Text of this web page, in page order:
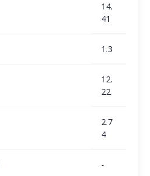
14.
41
1.3
12.
22
2.7
4
-